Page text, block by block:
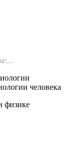
человека
физике